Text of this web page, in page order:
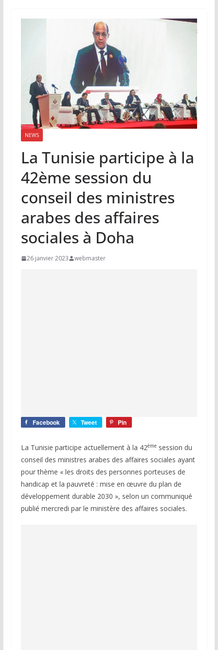
NEWS
La Tunisie participe à la
42ème session du
conseil des ministres
arabes des affaires
sociales à Doha
26 janvier 2023 webmaster
Facebook Tweet Pin
La Tunisie participe actuellement à la 42èmesession du
conseil des ministres arabes des affaires sociales ayant
pour thème « les droits des personnes porteuses de
handicap et la pauvreté : mise en œuvre du plan de
développement durable 2030 », selon un communiqué
publié mercredi par le ministère des affaires sociales.